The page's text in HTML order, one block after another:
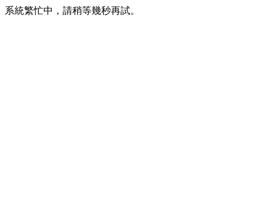
系統繁忙中，請稍等幾秒再試。